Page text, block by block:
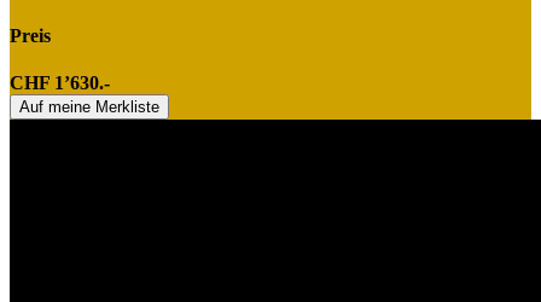
Preis
CHF 1’630.-
Auf meine Merkliste